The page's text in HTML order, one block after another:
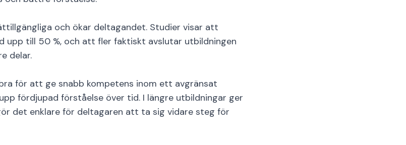
och ökar deltagandet. Studier visar att
upp till 50 %, och att fler faktiskt avslutar utbildningen
delar.
för att ge snabb kompetens inom ett avgränsat
fördjupad förståelse över tid. I längre utbildningar ger
det enklare för deltagaren att ta sig vidare steg för